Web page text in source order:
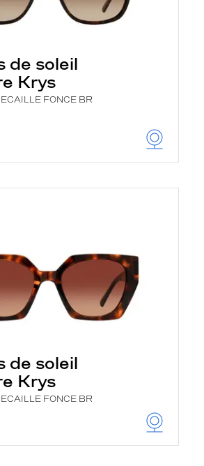
de soleil
Krys
FONCE BR
de soleil
Krys
FONCE BR